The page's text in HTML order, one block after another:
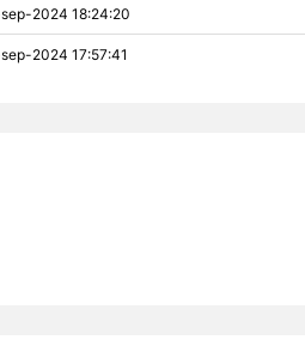
2024 18:24:20
2024 17:57:41